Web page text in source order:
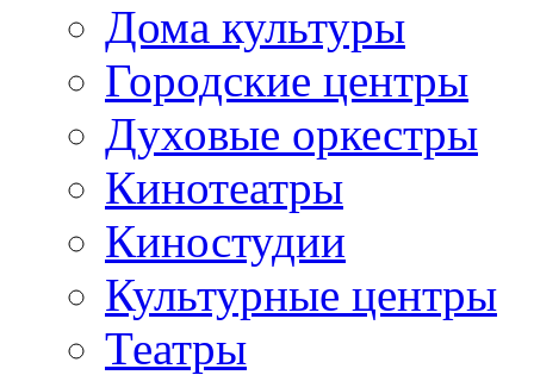
Дома культуры
Городские центры
Духовые оркестры
Кинотеатры
Киностудии
Культурные центры
Театры